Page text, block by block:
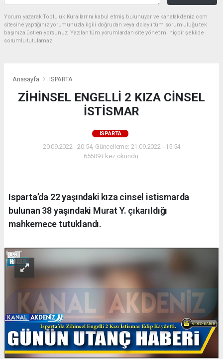
Yorum yazarak Topluluk Kuralları’nı kabul etmiş bulunuyor ve kanalakdeniz.com
sitesine yaptığınız yorumunuzla ilgili doğrudan veya dolaylı tüm sorumluluğu tek
başınıza üstleniyorsunuz. Yazılan tüm yorumlardan site yönetimi hiçbir şekilde
sorumlu tutulamaz.
Anasayfa ISPARTA
ZİHİNSEL ENGELLİ 2 KIZA CİNSEL
İSTİSMAR
ISPARTA
20.09.2022 - 20:54, Güncelleme: 21.09.2022 - 15:54
65509+ kez okundu.
Isparta’da 22 yaşındaki kıza cinsel istismarda
bulunan 38 yaşındaki Murat Y. çıkarıldığı
mahkemece tutuklandı.